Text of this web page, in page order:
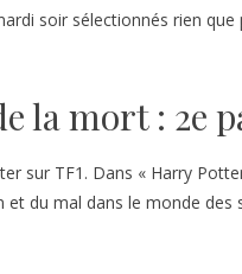
soir sélectionnés rien que
la mort : 2e
sur TF1. Dans « Harry
du mal dans le monde des